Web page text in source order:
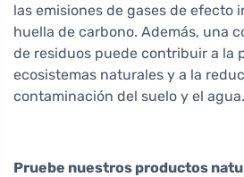
las emisiones de gases de efecto
huella de carbono. Además, una
de residuos puede contribuir a la
ecosistemas naturales y a la
contaminación del suelo y el agua.
Pruebe nuestros productos